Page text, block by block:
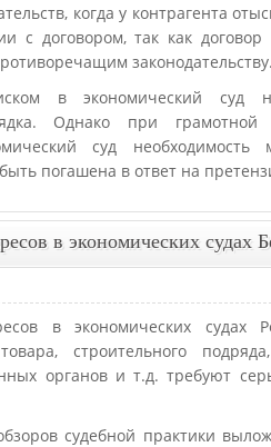
когда у контрагента
с договором, так как договор
в экономический суд
Однако при грамотной
суд необходимость
погашена в ответ на
в экономических судах
в экономических судах
строительного
органов и т.д. требуют
судебной практики